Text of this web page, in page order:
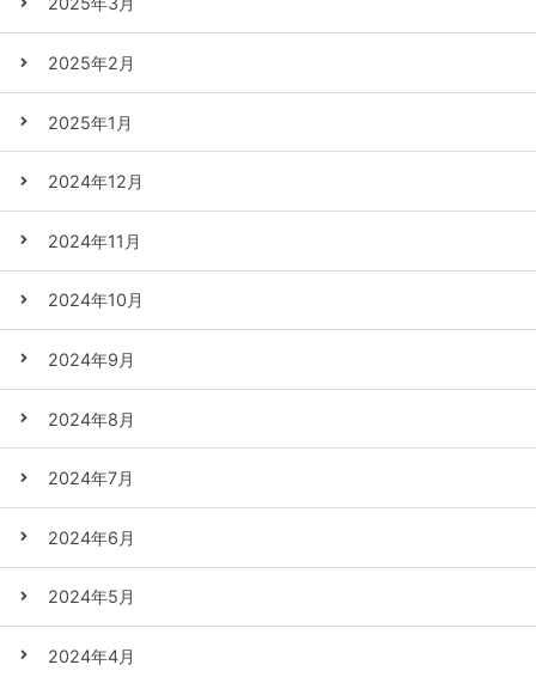
2025年2月
2025年1月
2024年12月
2024年11月
2024年10月
2024年9月
2024年8月
2024年7月
2024年6月
2024年5月
2024年4月